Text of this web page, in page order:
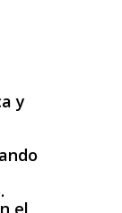
y
el